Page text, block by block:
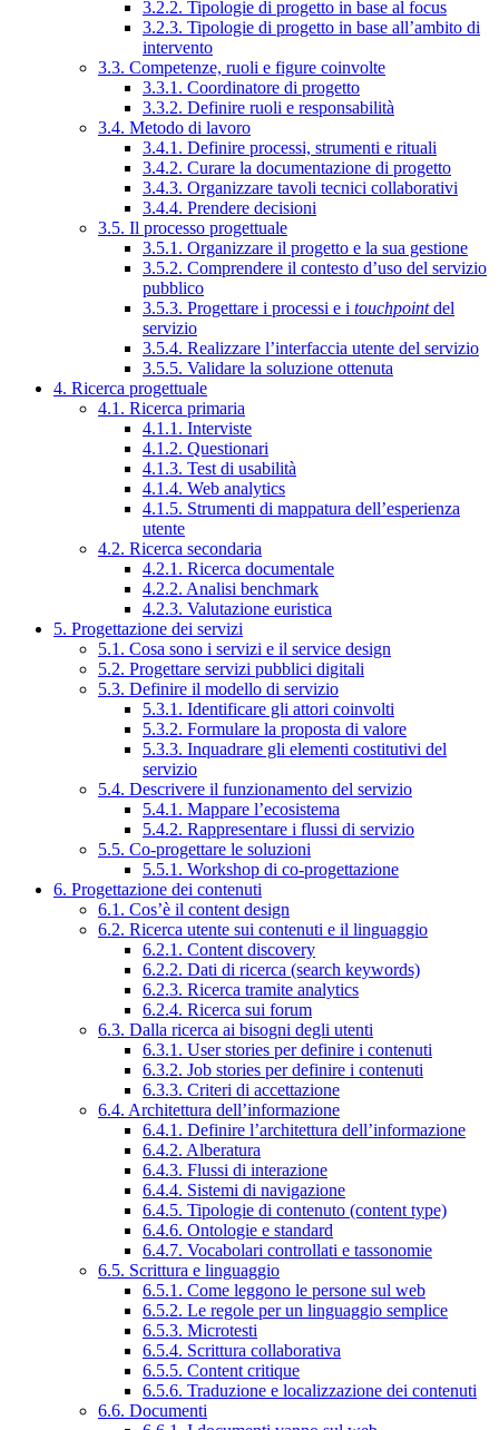
3.2.2. Tipologie di progetto in base al focus
3.2.3. Tipologie di progetto in base all’ambito di
intervento
3.3. Competenze, ruoli e figure coinvolte
3.3.1. Coordinatore di progetto
3.3.2. Definire ruoli e responsabilità
3.4. Metodo di lavoro
3.4.1. Definire processi, strumenti e rituali
3.4.2. Curare la documentazione di progetto
3.4.3. Organizzare tavoli tecnici collaborativi
3.4.4. Prendere decisioni
3.5. Il processo progettuale
3.5.1. Organizzare il progetto e la sua gestione
3.5.2. Comprendere il contesto d’uso del servizio
pubblico
3.5.3. Progettare i processi e i touchpointdel
servizio
3.5.4. Realizzare l’interfaccia utente del servizio
3.5.5. Validare la soluzione ottenuta
4. Ricerca progettuale
4.1. Ricerca primaria
4.1.1. Interviste
4.1.2. Questionari
4.1.3. Test di usabilità
4.1.4. Web analytics
4.1.5. Strumenti di mappatura dell’esperienza
utente
4.2. Ricerca secondaria
4.2.1. Ricerca documentale
4.2.2. Analisi benchmark
4.2.3. Valutazione euristica
5. Progettazione dei servizi
5.1. Cosa sono i servizi e il service design
5.2. Progettare servizi pubblici digitali
5.3. Definire il modello di servizio
5.3.1. Identificare gli attori coinvolti
5.3.2. Formulare la proposta di valore
5.3.3. Inquadrare gli elementi costitutivi del
servizio
5.4. Descrivere il funzionamento del servizio
5.4.1. Mappare l’ecosistema
5.4.2. Rappresentare i flussi di servizio
5.5. Co-progettare le soluzioni
5.5.1. Workshop di co-progettazione
6. Progettazione dei contenuti
6.1. Cos’è il content design
6.2. Ricerca utente sui contenuti e il linguaggio
6.2.1. Content discovery
6.2.2. Dati di ricerca (search keywords)
6.2.3. Ricerca tramite analytics
6.2.4. Ricerca sui forum
6.3. Dalla ricerca ai bisogni degli utenti
6.3.1. User stories per definire i contenuti
6.3.2. Job stories per definire i contenuti
6.3.3. Criteri di accettazione
6.4. Architettura dell’informazione
6.4.1. Definire l’architettura dell’informazione
6.4.2. Alberatura
6.4.3. Flussi di interazione
6.4.4. Sistemi di navigazione
6.4.5. Tipologie di contenuto (content type)
6.4.6. Ontologie e standard
6.4.7. Vocabolari controllati e tassonomie
6.5. Scrittura e linguaggio
6.5.1. Come leggono le persone sul web
6.5.2. Le regole per un linguaggio semplice
6.5.3. Microtesti
6.5.4. Scrittura collaborativa
6.5.5. Content critique
6.5.6. Traduzione e localizzazione dei contenuti
6.6. Documenti